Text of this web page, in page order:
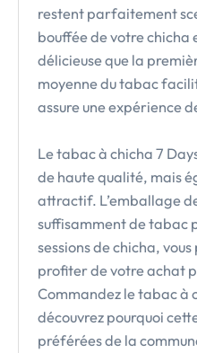
restent parfaitement
bouffée de votre chicha
délicieuse que la
moyenne du tabac
assure une expérience
Le tabac à chicha 7
de haute qualité, mais
attractif. L’emballage
suffisamment de tabac
sessions de chicha,
profiter de votre achat
Commandez le tabac à
découvrez pourquoi
préférées de la